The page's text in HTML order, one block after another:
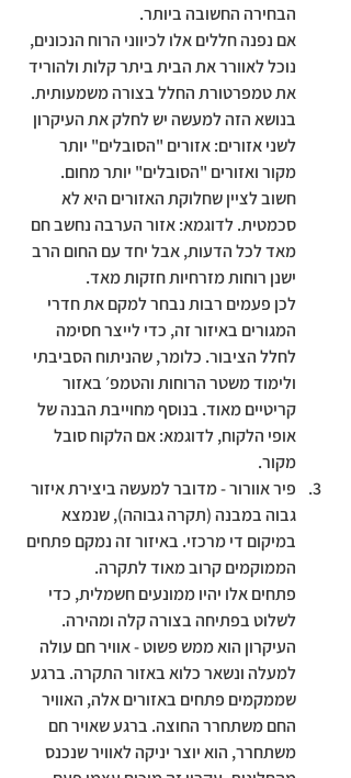
הבחירה החשובה ביותר.
אם נפנה חללים אלו לכיווני הרוח הנכונים,
נוכל לאוורר את הבית ביתר קלות ולהוריד
את טמפרטורת החלל בצורה משמעותית.
בנושא הזה למעשה יש לחלק את העיקרון
לשני אזורים: אזורים "הסובלים" יותר
מקור ואזורים "הסובלים" יותר מחום.
חשוב לציין שחלוקת האזורים היא לא
סכמטית. לדוגמא: אזור הערבה נחשב חם
מאד לכל הדעות, אבל יחד עם החום הרב
ישנן רוחות מזרחיות חזקות מאד.
לכן פעמים רבות נבחר למקם את חדרי
המגורים באיזור זה, כדי לייצר חסימה
לחלל הציבור. כלומר, שהניתוח הסביבתי
ולימוד משטר הרוחות והטמפ׳ באזור
קריטיים מאוד. בנוסף מחוייבת הבנה של
אופי הלקוח, לדוגמא: אם הלקוח סובל
מקור.
פיר אוורור - מדובר למעשה ביצירת איזור
גבוה במבנה (תקרה גבוהה), שנמצא
במיקום די מרכזי. באיזור זה נמקם פתחים
הממוקמים קרוב מאוד לתקרה.
פתחים אלו יהיו ממונעים חשמלית, כדי
לשלוט בפתיחה בצורה קלה ומהירה.
העיקרון הוא ממש פשוט - אוויר חם עולה
למעלה ונשאר כלוא באזור התקרה. ברגע
שממקמים פתחים באזורים אלה, האוויר
החם משתחרר החוצה. ברגע שאויר חם
משתחרר, הוא יוצר יניקה לאוויר שנכנס